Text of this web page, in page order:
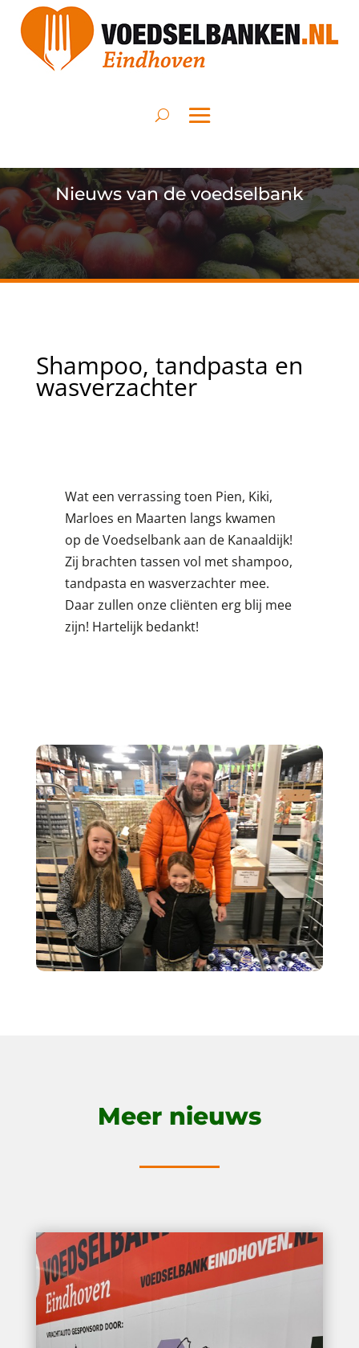
Nieuws van de voedselbank
Shampoo, tandpasta en
wasverzachter
Wat een verrassing toen Pien, Kiki,
Marloes en Maarten langs kwamen
op de Voedselbank aan de Kanaaldijk!
Zij brachten tassen vol met shampoo,
tandpasta en wasverzachter mee.
Daar zullen onze cliënten erg blij mee
zijn! Hartelijk bedankt!
Meer nieuws